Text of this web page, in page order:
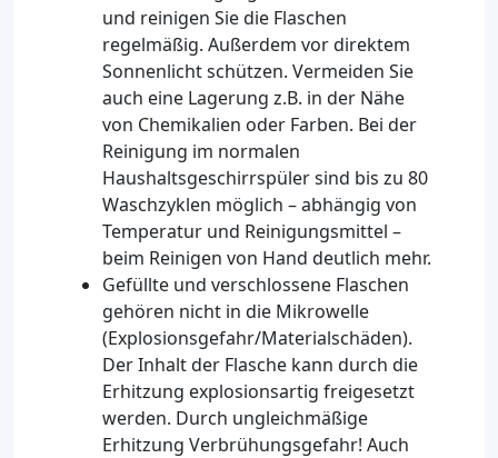
und reinigen Sie die Flaschen
regelmäßig. Außerdem vor direktem
Sonnenlicht schützen. Vermeiden Sie
auch eine Lagerung z.B. in der Nähe
von Chemikalien oder Farben. Bei der
Reinigung im normalen
Haushaltsgeschirrspüler sind bis zu 80
Waschzyklen möglich – abhängig von
Temperatur und Reinigungsmittel –
beim Reinigen von Hand deutlich mehr.
Gefüllte und verschlossene Flaschen
gehören nicht in die Mikrowelle
(Explosionsgefahr/Materialschäden).
Der Inhalt der Flasche kann durch die
Erhitzung explosionsartig freigesetzt
werden. Durch ungleichmäßige
Erhitzung Verbrühungsgefahr! Auch